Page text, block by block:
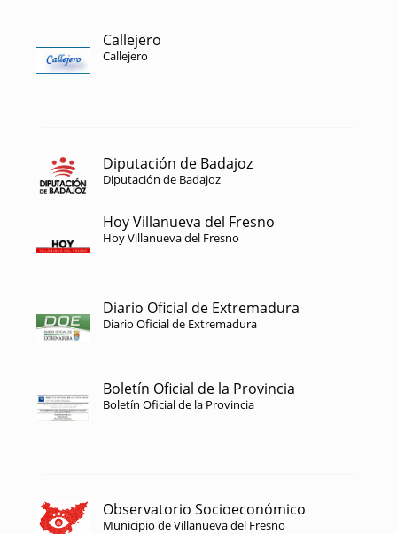
Callejero
Callejero
Diputación de Badajoz
Diputación de Badajoz
Hoy Villanueva del Fresno
Hoy Villanueva del Fresno
Diario Oficial de Extremadura
Diario Oficial de Extremadura
Boletín Oficial de la Provincia
Boletín Oficial de la Provincia
Observatorio Socioeconómico
Municipio de Villanueva del Fresno